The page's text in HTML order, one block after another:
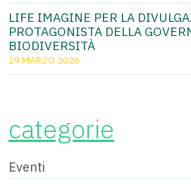
LIFE IMAGINE PER LA
PROTAGONISTA DELLA
BIODIVERSITÀ
29 MARZO 2026
categorie
Eventi